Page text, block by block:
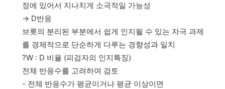
정에 있어서 지나치게 소극적일 가능성
→ D반응
브롯의 분리된 부분에서 쉽게 인지될 수 있는 자극 과제
를 경제적으로 단순하게 다루는 경향성과 일치
?W : D 비율 (피검자의 인지특징)
전체 반응수를 고려하여 검토
- 전체 반응수가 평균이거나 평균 이상이면